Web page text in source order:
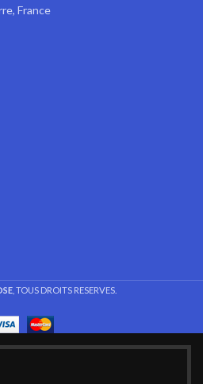
France
, TOUS DROITS RESERVES.